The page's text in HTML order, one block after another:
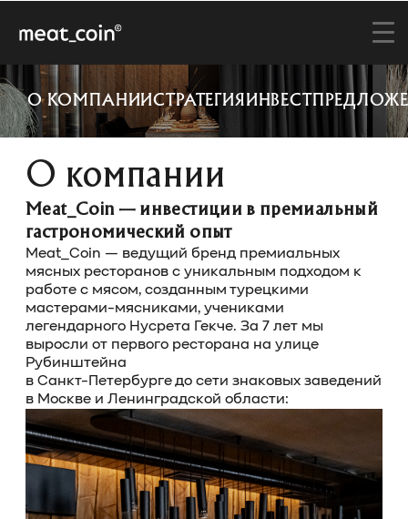
О КОМПАНИИСТРАТЕГИЯ
О компании
Meat_Coin — инвестиции в премиальный
гастрономический опыт
Meat_Coin — ведущий бренд премиальных
мясных ресторанов с уникальным подходом к
работе с мясом, созданным турецкими
мастерами-мясниками, учениками
легендарного Нусрета Гекче. За 7 лет мы
выросли от первого ресторана на улице
Рубинштейна
в Санкт-Петербурге до сети знаковых заведений
в Москве и Ленинградской области: